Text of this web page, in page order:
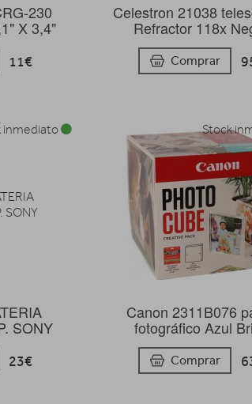
230
X 3,4"
11€
Celestron 21038
Refractor 118x
Comprar
SONY
23€
inmediato
Canon 2311B076
fotográfico Azul
Comprar
Stock